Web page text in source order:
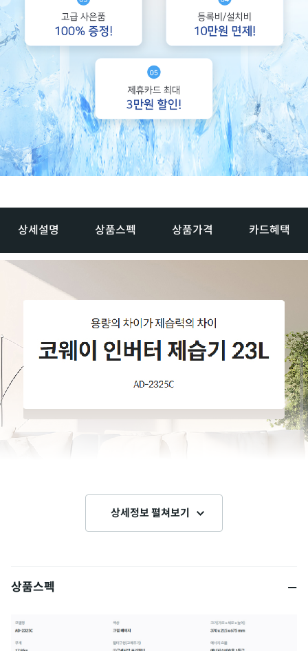
상세설명 상품스펙 상품가격 카드혜택
상세정보 펼쳐보기
상품스펙